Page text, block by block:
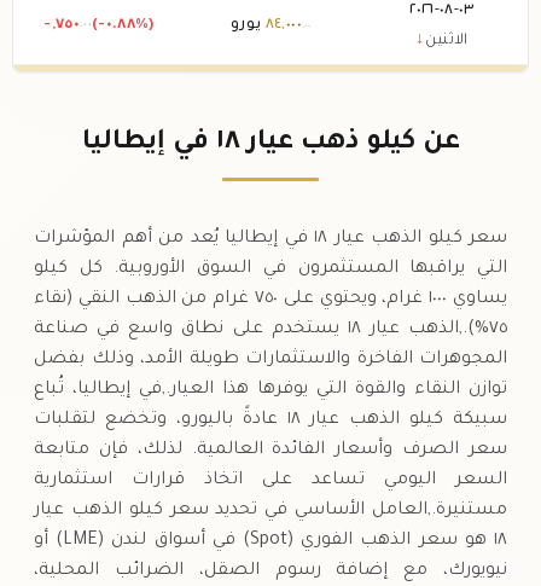
٠٣-٠٨-٢٠٢٦
الاثنين ↓
٨٤,٠٠٠ .٠٠ يورو - ,٧٥٠ .٠٠ (-٠.٨٨%)
٨٤,٧٥٠.٠٠ يورو
عن كيلو ذهب عيار ١٨ في إيطاليا
سعر كيلو الذهب عيار ١٨ في إيطاليا يُعد من أهم المؤشرات
التي يراقبها المستثمرون في السوق الأوروبية. كل كيلو
يساوي ١٠٠٠ غرام، ويحتوي على ٧٥٠ غرام من الذهب النقي (نقاء
٧٥%).,الذهب عيار ١٨ يستخدم على نطاق واسع في صناعة
المجوهرات الفاخرة والاستثمارات طويلة الأمد، وذلك بفضل
توازن النقاء والقوة التي يوفرها هذا العيار.,في إيطاليا، تُباع
سبيكة كيلو الذهب عيار ١٨ عادةً باليورو، وتخضع لتقلبات
سعر الصرف وأسعار الفائدة العالمية. لذلك، فإن متابعة
السعر اليومي تساعد على اتخاذ قرارات استثمارية
مستنيرة.,العامل الأساسي في تحديد سعر كيلو الذهب عيار
١٨ هو سعر الذهب الفوري (Spot) في أسواق لندن (LME) أو
نيويورك، مع إضافة رسوم الصقل، الضرائب المحلية،